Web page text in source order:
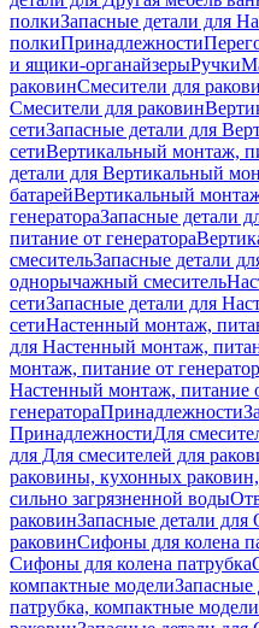
полкиЗапасные детали для
полкиПринадлежности
и ящики-органайзерыРучки
раковинСмесители для
Смесители для раковин
сетиЗапасные детали для
сетиВертикальный монтаж,
детали для Вертикальный
батарейВертикальный
генератораЗапасные детали
питание от генератора
смесительЗапасные детали
однорычажный смеситель
сетиЗапасные детали для
сетиНастенный монтаж,
для Настенный монтаж,
монтаж, питание от
Настенный монтаж, питание
генератораПринадлежности
ПринадлежностиДля
для Для смесителей для
раковины, кухонных
сильно загрязненной воды
раковинЗапасные детали для
раковинСифоны для колена
Сифоны для колена патрубка
компактные моделиЗапасные
патрубка, компактные модели